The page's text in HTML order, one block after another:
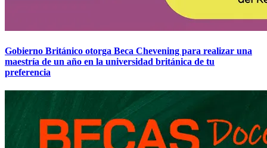
Gobierno Británico otorga Beca Chevening para realizar una
maestría de un año en la universidad británica de tu
preferencia